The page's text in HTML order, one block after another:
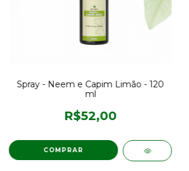
Spray - Neem e Capim Limão - 120
ml
R$52,00